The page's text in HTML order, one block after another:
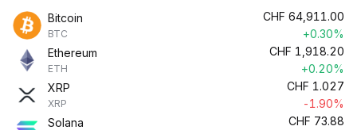
Bitcoin
BTC
CHF 64,911.00
+0.30%
Ethereum
ETH
CHF 1,918.20
+0.20%
XRP
XRP
CHF 1.027
-1.90%
Solana
CHF 73.88